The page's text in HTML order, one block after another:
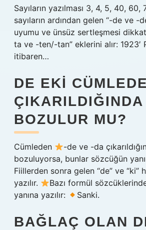
Sayıların yazılması 3, 4, 5, 40,
sayıların ardından gelen “-de ve -
uyumu ve ünsüz sertleşmesi
ta ve -ten/-tan” eklerini alır: 1923′
itibaren…
DE EKI
BOZULUR MU?
Cümleden
-de ve -da
bozuluyorsa, bunlar sözcüğün
Fiillerden sonra gelen “de” ve “ki”
yazılır.
Bazı formül
yanına yazılır:
Sanki.
BAĞLAÇ OLAN